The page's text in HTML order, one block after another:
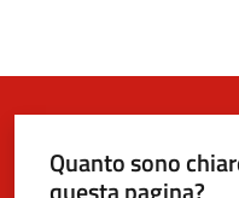
Quanto sono